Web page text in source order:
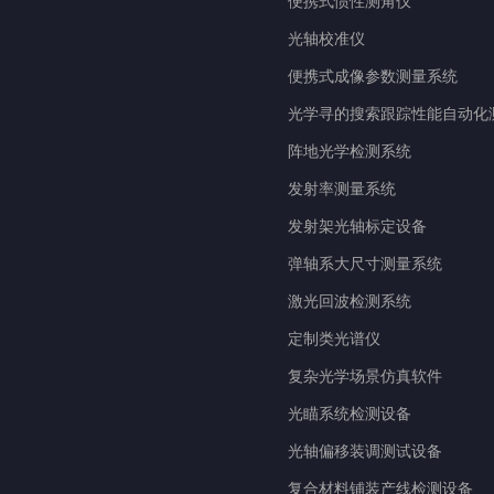
光轴校准仪
便携式成像参数测量系统
光学寻的搜索跟踪性能自动化
阵地光学检测系统
发射率测量系统
发射架光轴标定设备
弹轴系大尺寸测量系统
激光回波检测系统
定制类光谱仪
复杂光学场景仿真软件
光瞄系统检测设备
光轴偏移装调测试设备
复合材料铺装产线检测设备